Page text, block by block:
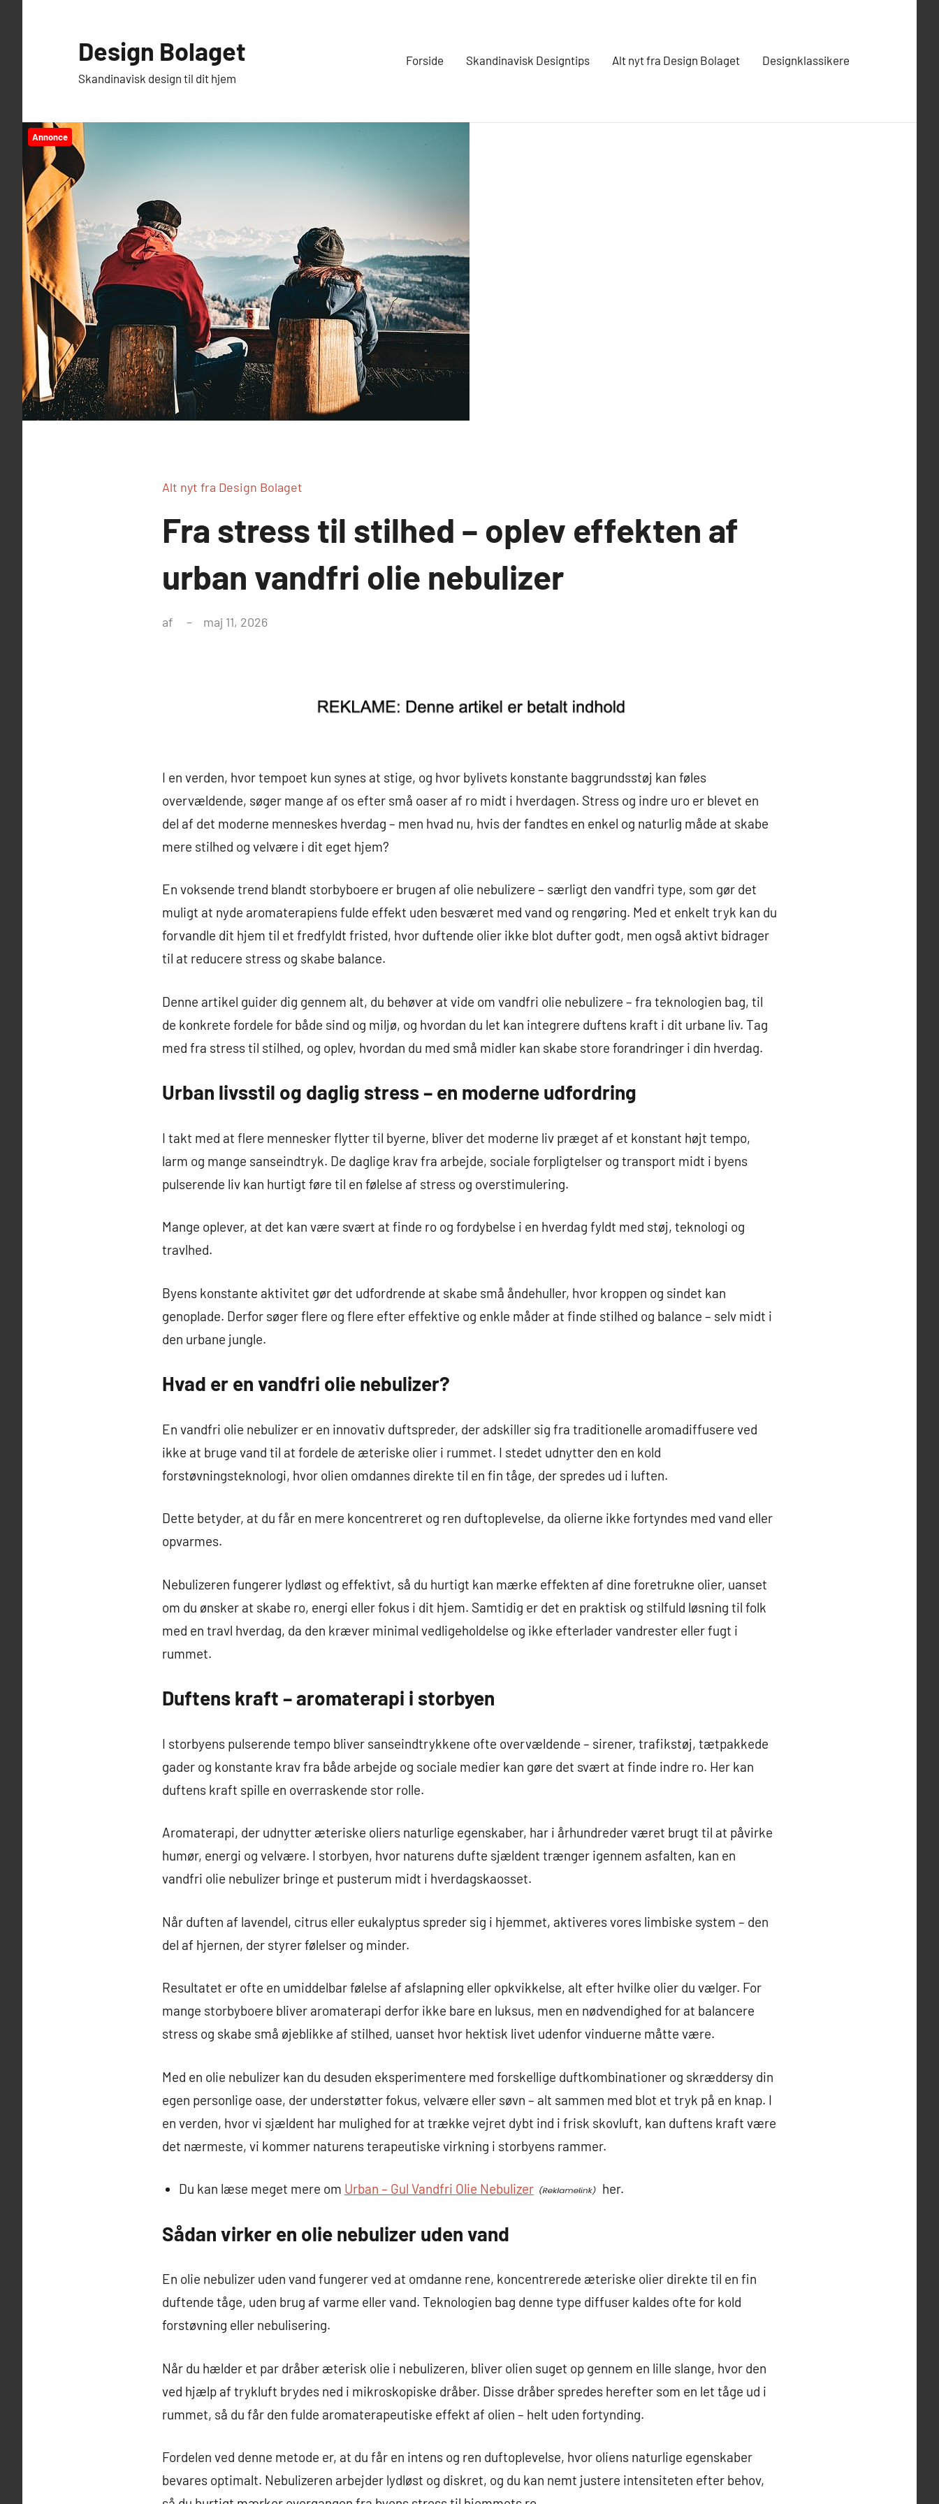
Design Bolaget
Skandinavisk design til dit hjem
Forside Skandinavisk Designtips Alt nyt fra Design Bolaget Designklassikere
Annonce
Alt nyt fra Design Bolaget
Fra stress til stilhed – oplev effekten af
urban vandfri olie nebulizer
af maj 11, 2026
I en verden, hvor tempoet kun synes at stige, og hvor bylivets konstante baggrundsstøj kan føles
overvældende, søger mange af os efter små oaser af ro midt i hverdagen. Stress og indre uro er blevet en
del af det moderne menneskes hverdag – men hvad nu, hvis der fandtes en enkel og naturlig måde at skabe
mere stilhed og velvære i dit eget hjem?
En voksende trend blandt storbyboere er brugen af olie nebulizere – særligt den vandfri type, som gør det
muligt at nyde aromaterapiens fulde effekt uden besværet med vand og rengøring. Med et enkelt tryk kan du
forvandle dit hjem til et fredfyldt fristed, hvor duftende olier ikke blot dufter godt, men også aktivt bidrager
til at reducere stress og skabe balance.
Denne artikel guider dig gennem alt, du behøver at vide om vandfri olie nebulizere – fra teknologien bag, til
de konkrete fordele for både sind og miljø, og hvordan du let kan integrere duftens kraft i dit urbane liv. Tag
med fra stress til stilhed, og oplev, hvordan du med små midler kan skabe store forandringer i din hverdag.
Urban livsstil og daglig stress – en moderne udfordring
I takt med at flere mennesker flytter til byerne, bliver det moderne liv præget af et konstant højt tempo,
larm og mange sanseindtryk. De daglige krav fra arbejde, sociale forpligtelser og transport midt i byens
pulserende liv kan hurtigt føre til en følelse af stress og overstimulering.
Mange oplever, at det kan være svært at finde ro og fordybelse i en hverdag fyldt med støj, teknologi og
travlhed.
Byens konstante aktivitet gør det udfordrende at skabe små åndehuller, hvor kroppen og sindet kan
genoplade. Derfor søger flere og flere efter effektive og enkle måder at finde stilhed og balance – selv midt i
den urbane jungle.
Hvad er en vandfri olie nebulizer?
En vandfri olie nebulizer er en innovativ duftspreder, der adskiller sig fra traditionelle aromadiffusere ved
ikke at bruge vand til at fordele de æteriske olier i rummet. I stedet udnytter den en kold
forstøvningsteknologi, hvor olien omdannes direkte til en fin tåge, der spredes ud i luften.
Dette betyder, at du får en mere koncentreret og ren duftoplevelse, da olierne ikke fortyndes med vand eller
opvarmes.
Nebulizeren fungerer lydløst og effektivt, så du hurtigt kan mærke effekten af dine foretrukne olier, uanset
om du ønsker at skabe ro, energi eller fokus i dit hjem. Samtidig er det en praktisk og stilfuld løsning til folk
med en travl hverdag, da den kræver minimal vedligeholdelse og ikke efterlader vandrester eller fugt i
rummet.
Duftens kraft – aromaterapi i storbyen
I storbyens pulserende tempo bliver sanseindtrykkene ofte overvældende – sirener, trafikstøj, tætpakkede
gader og konstante krav fra både arbejde og sociale medier kan gøre det svært at finde indre ro. Her kan
duftens kraft spille en overraskende stor rolle.
Aromaterapi, der udnytter æteriske oliers naturlige egenskaber, har i århundreder været brugt til at påvirke
humør, energi og velvære. I storbyen, hvor naturens dufte sjældent trænger igennem asfalten, kan en
vandfri olie nebulizer bringe et pusterum midt i hverdagskaosset.
Når duften af lavendel, citrus eller eukalyptus spreder sig i hjemmet, aktiveres vores limbiske system – den
del af hjernen, der styrer følelser og minder.
Resultatet er ofte en umiddelbar følelse af afslapning eller opkvikkelse, alt efter hvilke olier du vælger. For
mange storbyboere bliver aromaterapi derfor ikke bare en luksus, men en nødvendighed for at balancere
stress og skabe små øjeblikke af stilhed, uanset hvor hektisk livet udenfor vinduerne måtte være.
Med en olie nebulizer kan du desuden eksperimentere med forskellige duftkombinationer og skræddersy din
egen personlige oase, der understøtter fokus, velvære eller søvn – alt sammen med blot et tryk på en knap. I
en verden, hvor vi sjældent har mulighed for at trække vejret dybt ind i frisk skovluft, kan duftens kraft være
det nærmeste, vi kommer naturens terapeutiske virkning i storbyens rammer.
Du kan læse meget mere om Urban – Gul Vandfri Olie Nebulizer her.
Sådan virker en olie nebulizer uden vand
En olie nebulizer uden vand fungerer ved at omdanne rene, koncentrerede æteriske olier direkte til en fin
duftende tåge, uden brug af varme eller vand. Teknologien bag denne type diffuser kaldes ofte for kold
forstøvning eller nebulisering.
Når du hælder et par dråber æterisk olie i nebulizeren, bliver olien suget op gennem en lille slange, hvor den
ved hjælp af trykluft brydes ned i mikroskopiske dråber. Disse dråber spredes herefter som en let tåge ud i
rummet, så du får den fulde aromaterapeutiske effekt af olien – helt uden fortynding.
Fordelen ved denne metode er, at du får en intens og ren duftoplevelse, hvor oliens naturlige egenskaber
bevares optimalt. Nebulizeren arbejder lydløst og diskret, og du kan nemt justere intensiteten efter behov,